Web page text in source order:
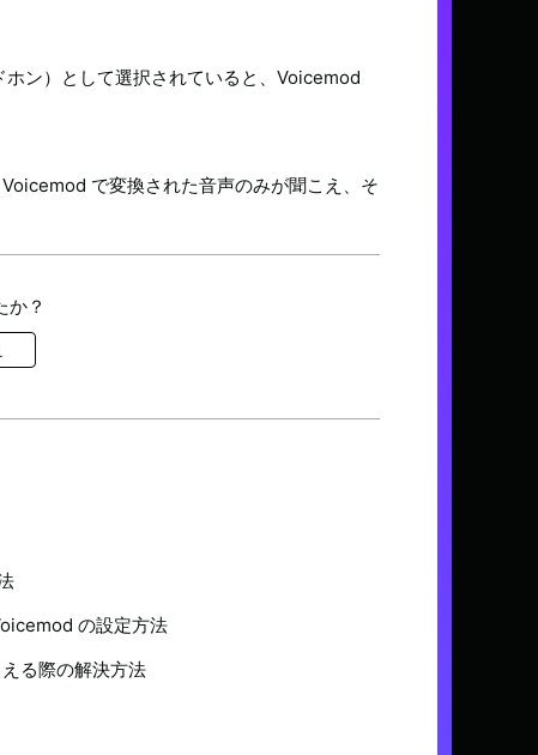
ホン）として選択されていると、Voicemod
で変換された音声のみが聞こえ、そ
か？
の設定方法
る際の解決方法